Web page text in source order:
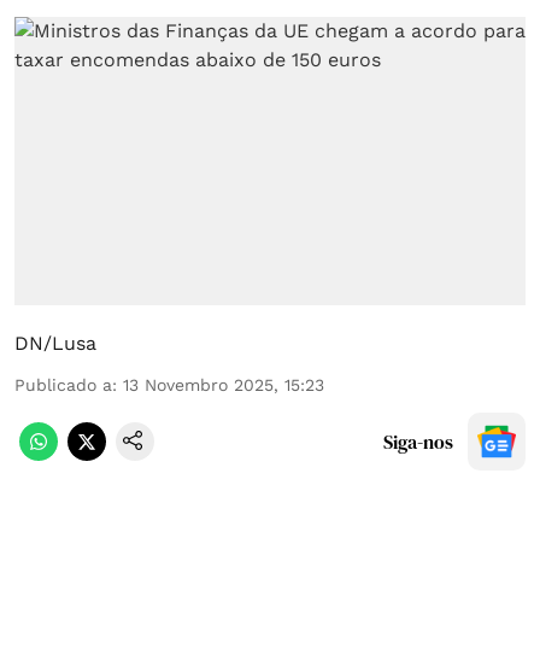
DN/Lusa
Publicado a: 13 Novembro 2025, 15:23
Siga-nos